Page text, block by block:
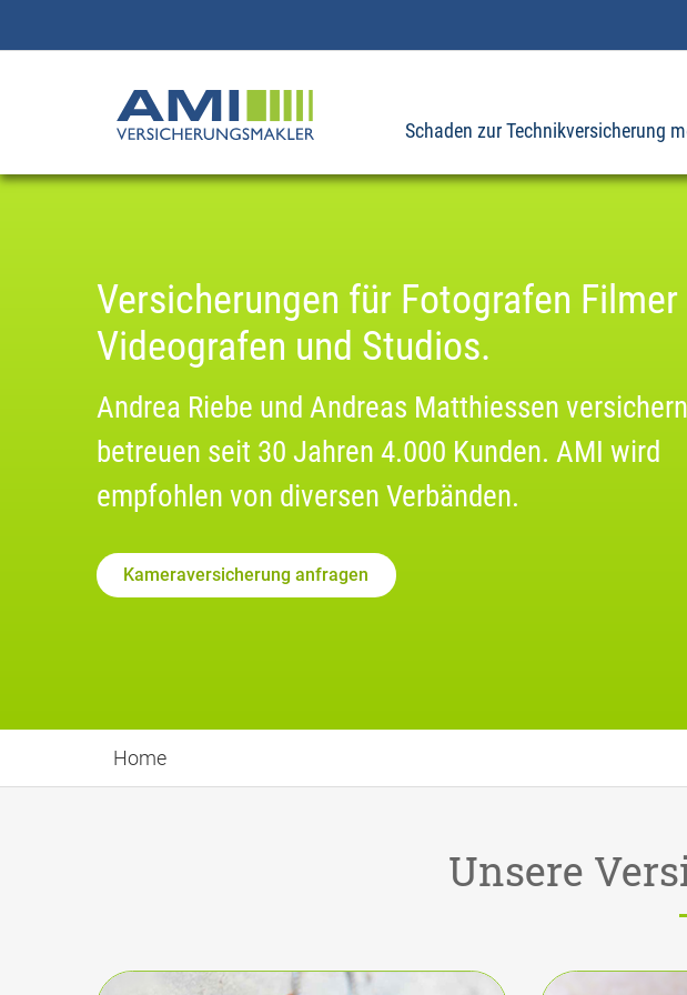
Kameraversicherung.de
Schaden zur Technikversicherung
Versicherungen für Fotografen Filmer
Videografen und Studios.
Andrea Riebe und Andreas Matthiessen
betreuen seit 30 Jahren 4.000 Kunden. AMI wird
empfohlen von diversen Verbänden.
Kameraversicherung anfragen
Home
Unsere